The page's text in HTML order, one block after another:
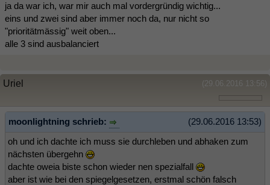
ja da war ich, war mir auch mal vordergründig wichtig...
eins und zwei sind aber immer noch da, nur nicht so
"prioritätmässig" weit oben...
alle 3 sind ausbalanciert
(29.06.2016 13:56)
Uriel
(29.06.2016 13:53)
moonlightning schrieb:
oh und ich dachte ich muss sie durchleben und abhaken zum
nächsten übergehn
dachte oweia biste schon wieder nen spezialfall
aber ist wie bei den spiegelgesetzen, erstmal schön falsch